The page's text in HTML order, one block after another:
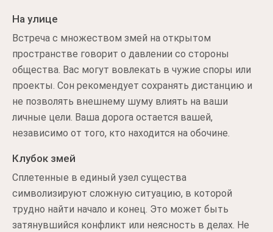
На улице
Встреча с множеством змей на открытом
пространстве говорит о давлении со стороны
общества. Вас могут вовлекать в чужие споры или
проекты. Сон рекомендует сохранять дистанцию и
не позволять внешнему шуму влиять на ваши
личные цели. Ваша дорога остается вашей,
независимо от того, кто находится на обочине.
Клубок змей
Сплетенные в единый узел существа
символизируют сложную ситуацию, в которой
трудно найти начало и конец. Это может быть
затянувшийся конфликт или неясность в делах. Не